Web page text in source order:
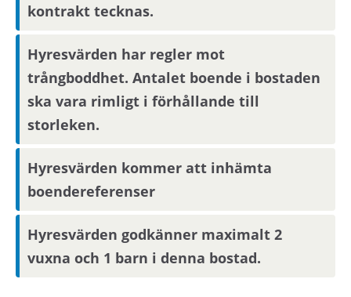
kontrakt tecknas.
Hyresvärden har regler mot
trångboddhet. Antalet boende i bostaden
ska vara rimligt i förhållande till
storleken.
Hyresvärden kommer att inhämta
boendereferenser
Hyresvärden godkänner maximalt 2
vuxna och 1 barn i denna bostad.